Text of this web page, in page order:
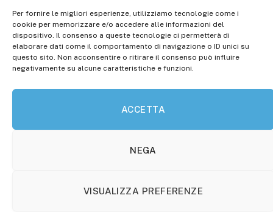
Per fornire le migliori esperienze, utilizziamo tecnologie come i
cookie per memorizzare e/o accedere alle informazioni del
dispositivo. Il consenso a queste tecnologie ci permetterà di
elaborare dati come il comportamento di navigazione o ID unici su
questo sito. Non acconsentire o ritirare il consenso può influire
negativamente su alcune caratteristiche e funzioni.
ACCETTA
NEGA
VISUALIZZA PREFERENZE
Scrivici a:
info@molisetabloid.it
commerciale@molisetabloid.it
Disclaimer